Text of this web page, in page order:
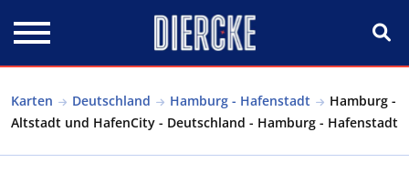
Karten Deutschland Hamburg - Hafenstadt
Hamburg -
Altstadt und HafenCity - Deutschland - Hamburg - Hafenstadt